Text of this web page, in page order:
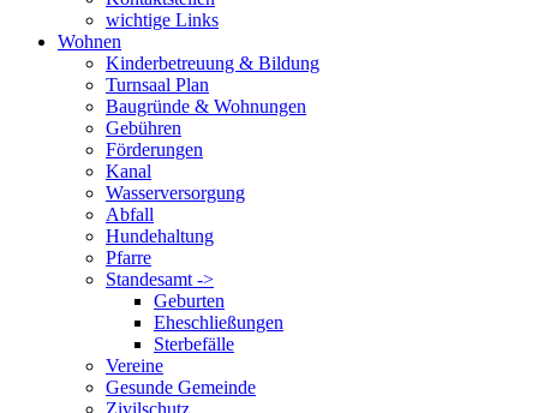
wichtige Links
Wohnen
Kinderbetreuung & Bildung
Turnsaal Plan
Baugründe & Wohnungen
Gebühren
Förderungen
Kanal
Wasserversorgung
Abfall
Hundehaltung
Pfarre
Standesamt ->
Geburten
Eheschließungen
Sterbefälle
Vereine
Gesunde Gemeinde
Zivilschutz